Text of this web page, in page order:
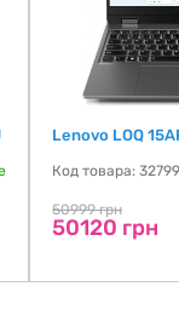
Lenovo LOQ
Код товара:
50999 грн
50120 грн